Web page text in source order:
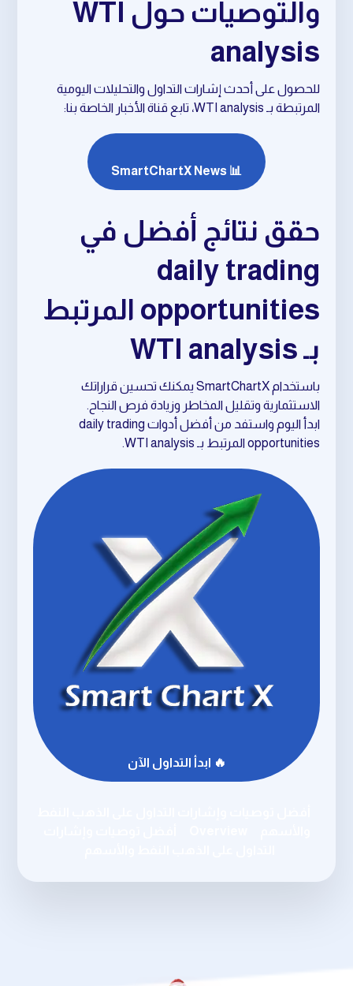
والتوصيات حول WTI
analysis
للحصول على أحدث إشارات التداول والتحليلات اليومية
المرتبطة بـ WTI analysis، تابع قناة الأخبار الخاصة بنا:
📊 SmartChartX News
حقق نتائج أفضل في
daily trading
opportunities المرتبط
بـ WTI analysis
باستخدام SmartChartX يمكنك تحسين قراراتك
الاستثمارية وتقليل المخاطر وزيادة فرص النجاح.
ابدأ اليوم واستفد من أفضل أدوات daily trading
opportunities المرتبط بـ WTI analysis.
🔥 ابدأ التداول الآن